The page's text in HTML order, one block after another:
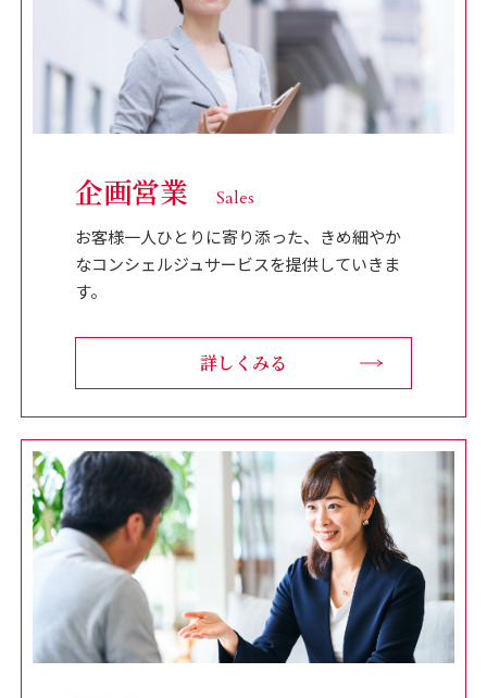
企画営業 Sales
お客様一人ひとりに寄り添った、きめ細やか
なコンシェルジュサービスを提供していきま
す。
詳しくみる